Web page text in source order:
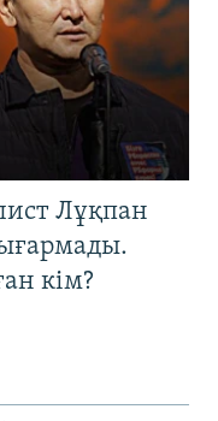
Лұқпан
кім?